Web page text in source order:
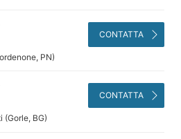
PN)
CONTATTA
(Gorle, BG)
CONTATTA